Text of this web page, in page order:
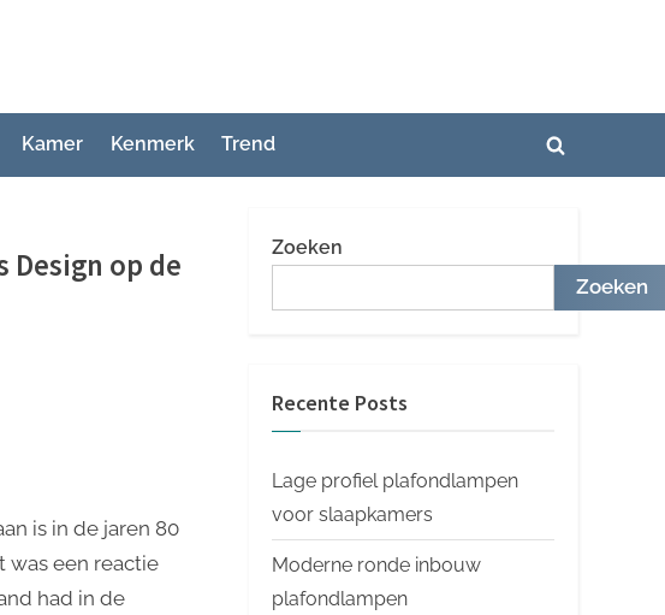
Kamer Kenmerk Trend
Toggle
Design op de
is in de jaren 80
was een reactie
had in de
Zoeken
Zoeken
Recente Posts
Lage profiel plafondlampen
voor slaapkamers
Moderne ronde inbouw
plafondlampen